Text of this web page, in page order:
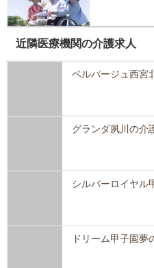
近隣医療機関の介護求人
ベルパージュ西宮
グランダ夙川の介
シルバーロイヤル
ドリーム甲子園夢